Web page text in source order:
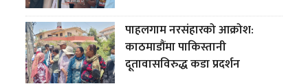
पाहलगाम नरसंहारको आक्रोश:
काठमाडौंमा पाकिस्तानी
दूतावासविरुद्ध कडा प्रदर्शन